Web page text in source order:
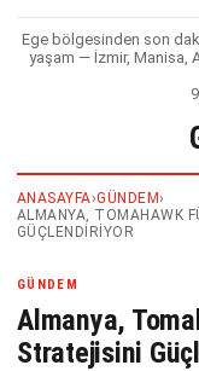
Ege bölgesinden son
yaşam — İzmir, Manisa,
ANASAYFA›GÜNDEM›
ALMANYA, TOMAHAWK
GÜÇLENDIRIYOR
GÜNDEM
Almanya,
Stratejisini